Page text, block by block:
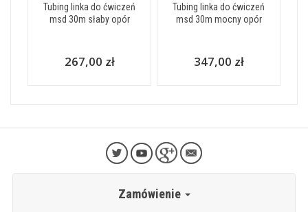
Tubing linka do ćwiczeń
msd 30m słaby opór
267,00 zł
Tubing linka do ćwiczeń
msd 30m mocny opór
347,00 zł
Zamówienie